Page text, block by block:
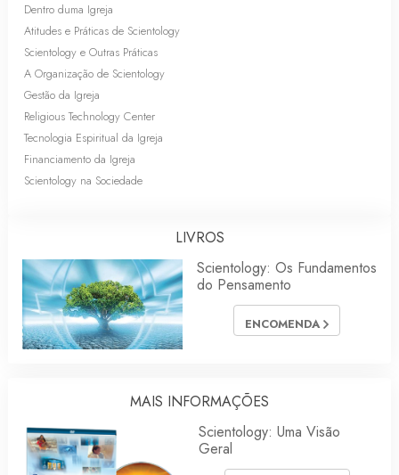
Dentro duma Igreja
Atitudes e Práticas de Scientology
Scientology e Outras Práticas
A Organização de Scientology
Gestão da Igreja
Religious Technology Center
Tecnologia Espiritual da Igreja
Financiamento da Igreja
Scientology na Sociedade
LIVROS
Scientology: Os Fundamentos
do Pensamento
ENCOMENDA
MAIS INFORMAÇÕES
Scientology: Uma Visão
Geral